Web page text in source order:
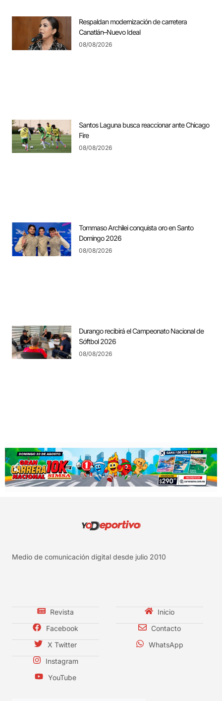
Respaldan modernización de carretera
Canatlán–Nuevo Ideal
08/08/2026
Santos Laguna busca reaccionar ante Chicago
Fire
08/08/2026
Tommaso Archilei conquista oro en Santo
Domingo 2026
08/08/2026
Durango recibirá el Campeonato Nacional de
Sóftbol 2026
08/08/2026
Medio de comunicación digital desde julio 2010
Revista
Facebook
X Twitter
Instagram
YouTube
Inicio
Contacto
WhatsApp